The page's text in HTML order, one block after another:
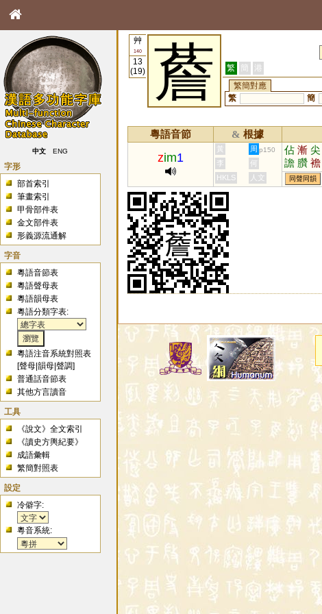
中文 ENG
字形
部首索引
筆畫索引
甲骨部件表
金文部件表
形義源流通解
字音
粵語音節表
粵語聲母表
粵語韻母表
粵語分類字表:
粵語注音系統對照表
[聲母 |韻母 |聲調]
普通話音節表
其他方言讀音
工具
《說文》全文索引
《讀史方輿紀要》
成語彙輯
繁簡對照表
設定
冷僻字:
粵音系統:
艸
140
13
(19)
薝 繁 簡 港
繁簡對應
繁
簡
粵語音節 & 根據
zim1
黃 周 p150 佔 漸 尖
譫 臢 襜
霑 瀸 蛅
李
何
HKLS
人文 同聲同韻